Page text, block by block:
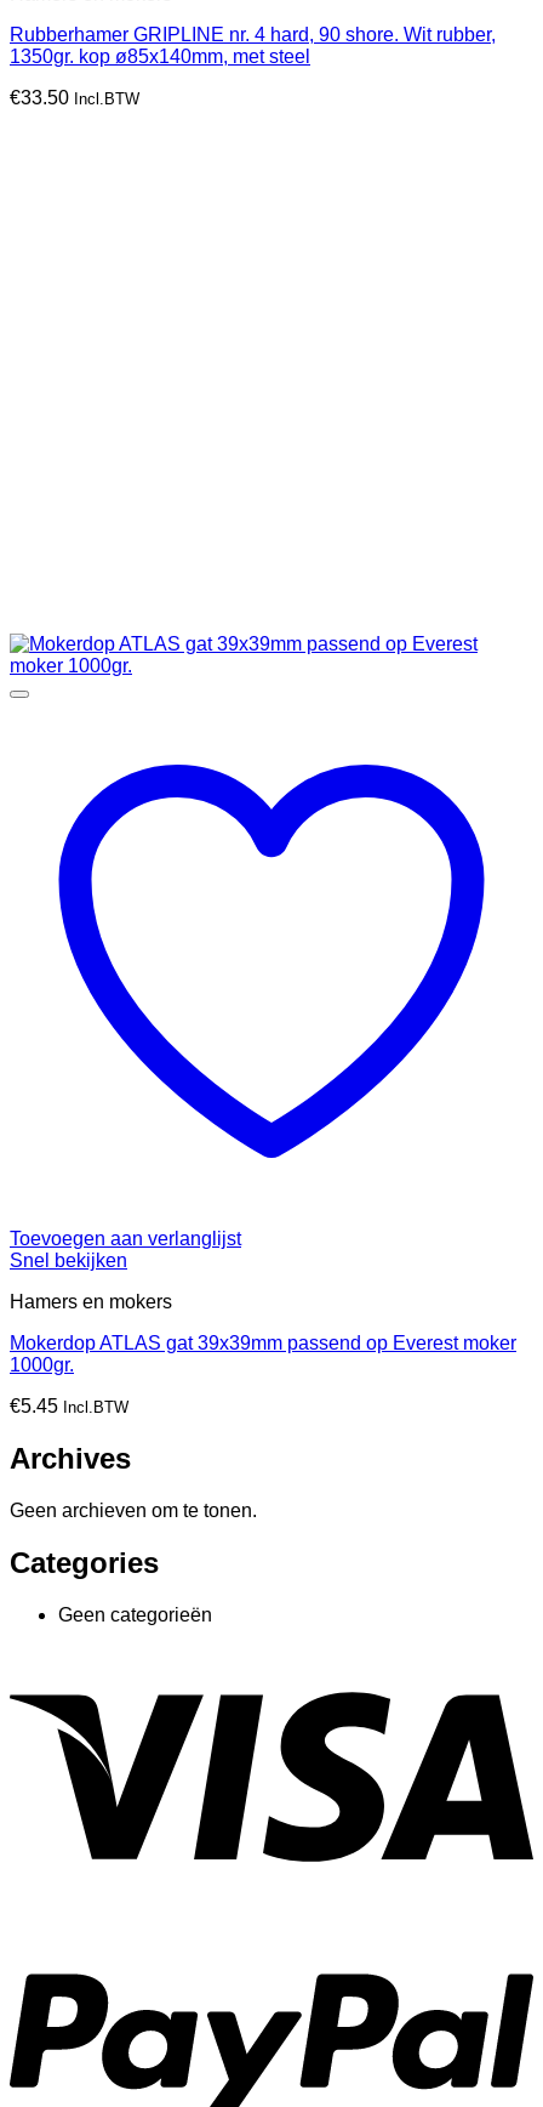
Rubberhamer GRIPLINE nr. 4 hard, 90 shore. Wit rubber,
1350gr. kop ø85x140mm, met steel
€33.50 Incl.BTW
Toevoegen aan verlanglijst
Snel bekijken
Hamers en mokers
Mokerdop ATLAS gat 39x39mm passend op Everest moker
1000gr.
€5.45 Incl.BTW
Archives
Geen archieven om te tonen.
Categories
Geen categorieën